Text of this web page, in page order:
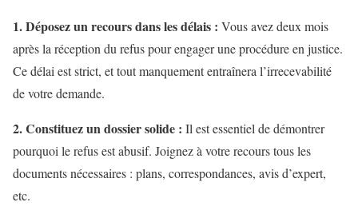
1. Déposez un recours dans les délais : Vous avez deux mois
après la réception du refus pour engager une procédure en justice.
Ce délai est strict, et tout manquement entraînera l’irrecevabilité
de votre demande.
2. Constituez un dossier solide : Il est essentiel de démontrer
pourquoi le refus est abusif. Joignez à votre recours tous les
documents nécessaires : plans, correspondances, avis d’expert,
etc.